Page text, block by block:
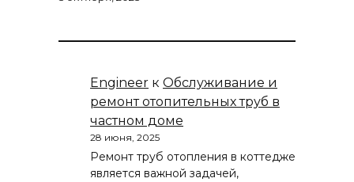
Engineer к Обслуживание и
ремонт отопительных труб в
частном доме
28 июня, 2025
Ремонт труб отопления в коттедже
является важной задачей,